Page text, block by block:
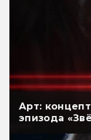
Арт:
эпизода